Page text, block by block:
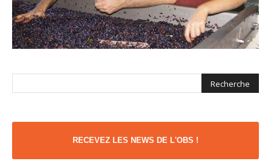
RECEVEZ LES NEWS DE L'OBS !